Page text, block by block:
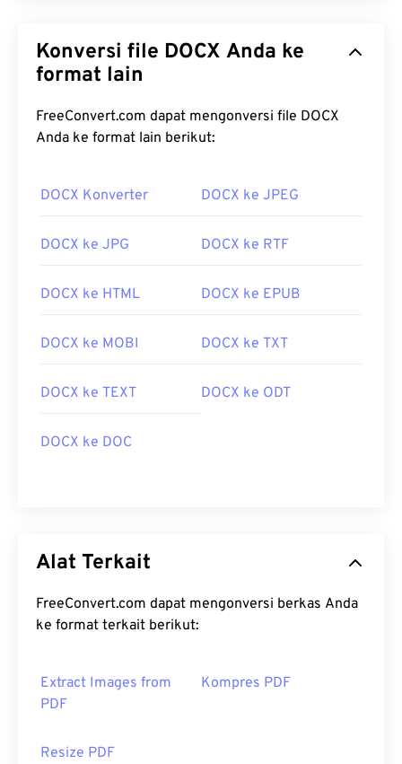
Konversi file DOCX Anda ke
format lain
FreeConvert.com dapat mengonversi file DOCX
Anda ke format lain berikut:
DOCX Konverter DOCX ke JPEG
DOCX ke JPG DOCX ke RTF
DOCX ke HTML DOCX ke EPUB
DOCX ke MOBI DOCX ke TXT
DOCX ke TEXT DOCX ke ODT
DOCX ke DOC
Alat Terkait
FreeConvert.com dapat mengonversi berkas Anda
ke format terkait berikut:
Extract Images from
PDF
Kompres PDF
Resize PDF